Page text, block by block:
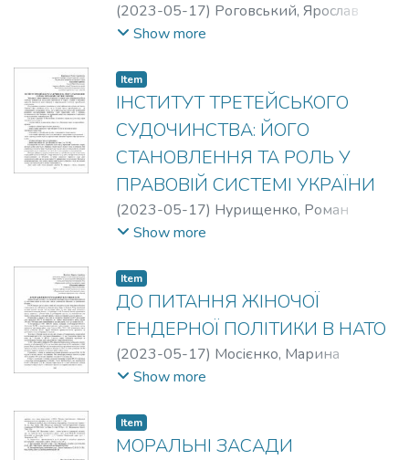
(2023-05-17) Роговський, Ярослав
Станіславович
Show more
Item
ІНСТИТУТ ТРЕТЕЙСЬКОГО
СУДОЧИНСТВА: ЙОГО
СТАНОВЛЕННЯ ТА РОЛЬ У
ПРАВОВІЙ СИСТЕМІ УКРАЇНИ
(2023-05-17) Нурищенко, Роман
Сергійович;Сокур, Юрій Васильович
Show more
Item
ДО ПИТАННЯ ЖІНОЧОЇ
ГЕНДЕРНОЇ ПОЛІТИКИ В НАТО
(2023-05-17) Мосієнко, Марина
Сергіївна;Старицька, Ольга Олексіївна
Show more
Item
МОРАЛЬНІ ЗАСАДИ